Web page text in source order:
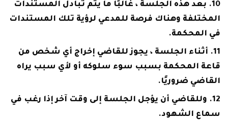
بعد هذه الجلسة ، غالبًا ما يتم تبادل المستندات
المختلفة وهناك فرصة للمدعي لرؤية تلك المستندات
في المحكمة.
أثناء الجلسة ، يجوز للقاضي إخراج أي شخص من
قاعة المحكمة بسبب سوء سلوكه أو لأي سبب يراه
القاضي ضروريًا.
وللقاضي أن يؤجل الجلسة إلى وقت آخر إذا رغب في
سماع الشهود.